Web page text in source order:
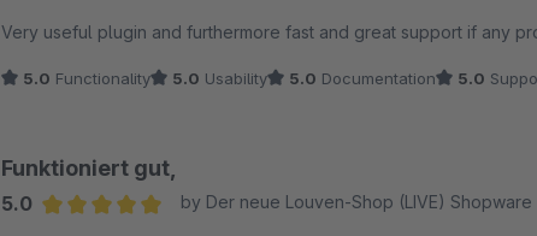
Very useful plugin and furthermore fast and great support if any
5.0 Functionality 5.0 Usability 5.0 Documentation 5.0
Funktioniert gut,
5.0
by Der neue Louven-Shop (LIVE) Shopware